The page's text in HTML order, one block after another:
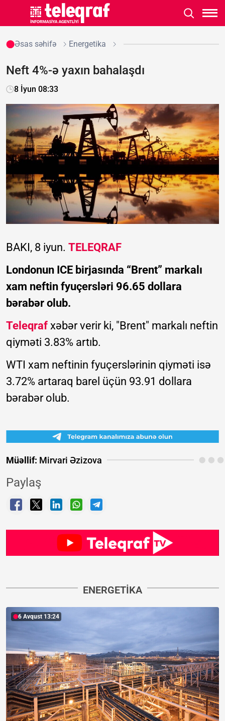
Əsas səhifə Energetika
Neft 4%-ə yaxın bahalaşdı
8 İyun 08:33
BAKI, 8 iyun. TELEQRAF
Londonun ICE birjasında “Brent” markalı
xam neftin fyuçersləri 96.65 dollara
bərabər olub.
Teleqraf xəbər verir ki, "Brent" markalı neftin
qiyməti 3.83% artıb.
WTI xam neftinin fyuçerslərinin qiyməti isə
3.72% artaraq barel üçün 93.91 dollara
bərabər olub.
Müəllif: Mirvari Əzizova
Paylaş
ENERGETIKA
6 Avqust 13:24